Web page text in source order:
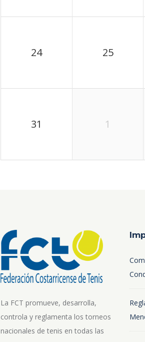
24 25
31 1
La FCT promueve, desarrolla,
controla y reglamenta los torneos
nacionales de tenis en todas las